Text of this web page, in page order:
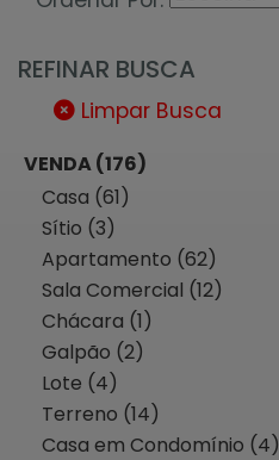
REFINAR BUSCA
Limpar Busca
VENDA (176)
Casa (61)
Sítio (3)
Apartamento (62)
Sala Comercial (12)
Chácara (1)
Galpão (2)
Lote (4)
Terreno (14)
Casa em Condomínio (4)